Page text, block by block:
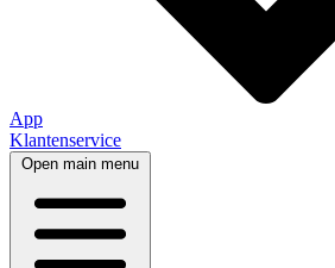
App
Klantenservice
Open main menu